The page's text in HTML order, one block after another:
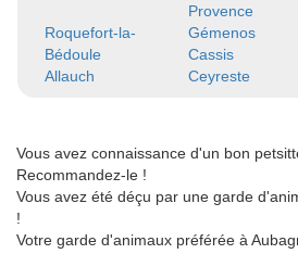
Provence
Roquefort-la-
Bédoule
Gémenos
Cassis
Allauch
Ceyreste
Vous avez connaissance d'un bon
Recommandez-le !
Vous avez été déçu par une garde
!
Votre garde d'animaux préférée à